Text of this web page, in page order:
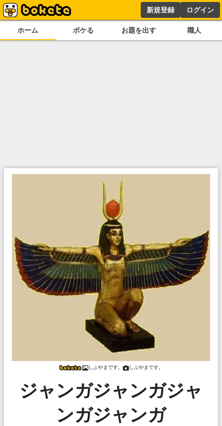
新規登録 ログイン
ホーム ボケる お題を出す 職人
しぶやまです。 しぶやまです。
ジャンガジャンガジャ
ンガジャンガ